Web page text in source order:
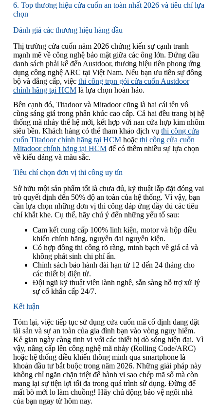
6. Top thương hiệu cửa cuốn an toàn nhất 2026 và tiêu chí lựa
chọn
Đánh giá các thương hiệu hàng đầu
Thị trường cửa cuốn năm 2026 chứng kiến sự cạnh tranh
mạnh mẽ về công nghệ bảo mật giữa các ông lớn. Đứng đầu
danh sách phải kể đến Austdoor, thương hiệu tiên phong ứng
dụng công nghệ ARC tại Việt Nam. Nếu bạn ưu tiên sự đồng
bộ và đẳng cấp, việc thi công trọn gói cửa cuốn Austdoor
chính hãng tại HCMlà lựa chọn hoàn hảo.
Bên cạnh đó, Titadoor và Mitadoor cũng là hai cái tên vô
cùng sáng giá trong phân khúc cao cấp. Cả hai đều trang bị hệ
thống mã nhảy thế hệ mới, kết hợp với nan cửa hợp kim nhôm
siêu bền. Khách hàng có thể tham khảo dịch vụ thi công cửa
cuốn Titadoor chính hãng tại HCMhoặc thi công cửa cuốn
Mitadoor chính hãng tại HCMđể có thêm nhiều sự lựa chọn
về kiểu dáng và màu sắc.
Tiêu chí chọn đơn vị thi công uy tín
Sở hữu một sản phẩm tốt là chưa đủ, kỹ thuật lắp đặt đóng vai
trò quyết định đến 50% độ an toàn của hệ thống. Vì vậy, bạn
cần lựa chọn những đơn vị thi công đáp ứng đầy đủ các tiêu
chí khắt khe. Cụ thể, hãy chú ý đến những yếu tố sau:
Cam kết cung cấp 100% linh kiện, motor và hộp điều
khiển chính hãng, nguyên đai nguyên kiện.
Có hợp đồng thi công rõ ràng, minh bạch về giá cả và
không phát sinh chi phí ẩn.
Chính sách bảo hành dài hạn từ 12 đến 24 tháng cho
các thiết bị điện tử.
Đội ngũ kỹ thuật viên lành nghề, sẵn sàng hỗ trợ xử lý
sự cố khẩn cấp 24/7.
Kết luận
Tóm lại, việc tiếp tục sử dụng cửa cuốn mã cố định đang đặt
tài sản và sự an toàn của gia đình bạn vào vòng nguy hiểm.
Kẻ gian ngày càng tinh vi với các thiết bị dò sóng hiện đại. Vì
vậy, nâng cấp lên công nghệ mã nhảy (Rolling Code/ARC)
hoặc hệ thống điều khiển thông minh qua smartphone là
khoản đầu tư bắt buộc trong năm 2026. Những giải pháp này
không chỉ ngăn chặn triệt để hành vi sao chép mã số mà còn
mang lại sự tiện lợi tối đa trong quá trình sử dụng. Đừng để
mất bò mới lo làm chuồng! Hãy chủ động bảo vệ ngôi nhà
của bạn ngay từ hôm nay.